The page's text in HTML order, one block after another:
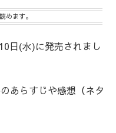
めます。
日(水)に発売されまし
あらすじや感想（ネタ